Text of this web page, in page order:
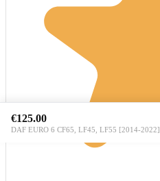
€125.00
DAF EURO 6 CF65, LF45, LF55 [2014-2022]